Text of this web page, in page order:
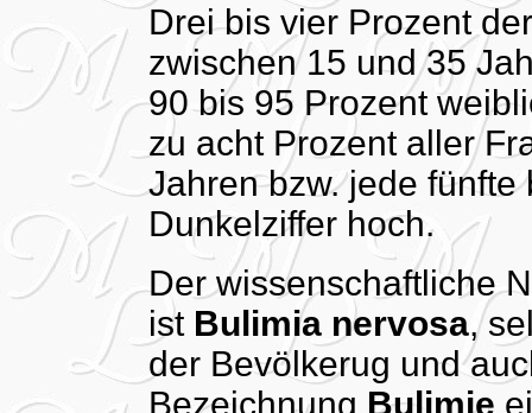
Drei bis vier Prozent
zwischen 15 und 35
90 bis 95 Prozent
zu acht Prozent aller
Jahren bzw. jede
Dunkelziffer hoch.
Der wissenschaftliche
ist Bulimia nervosa,
der Bevölkerug und
Bezeichnung Bulimie